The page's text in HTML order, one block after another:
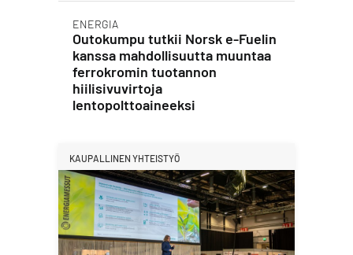
ENERGIA
Outokumpu tutkii Norsk e-Fuelin
kanssa mahdollisuutta muuntaa
ferrokromin tuotannon
hiilisivuvirtoja
lentopolttoaineeksi
KAUPALLINEN YHTEISTYÖ